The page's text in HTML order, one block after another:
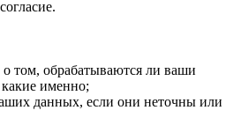
том, обрабатываются ли ваши
именно;
данных, если они неточны или